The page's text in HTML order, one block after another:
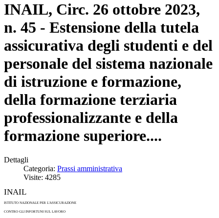
INAIL, Circ. 26 ottobre 2023,
n. 45 - Estensione della tutela
assicurativa degli studenti e del
personale del sistema nazionale
di istruzione e formazione,
della formazione terziaria
professionalizzante e della
formazione superiore....
Dettagli
Categoria: Prassi amministrativa
Visite: 4285
INAIL
ISTITUTO NAZIONALE PER L'ASSICURAZIONE
CONTRO GLI INFORTUNI SUL LAVORO